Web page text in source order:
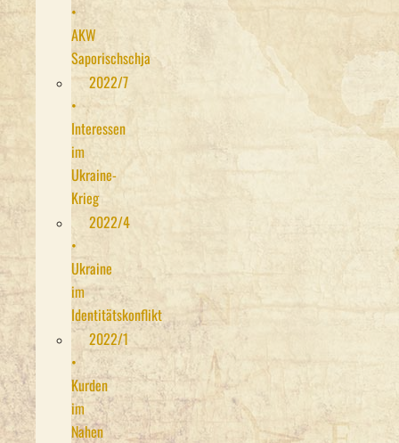
•
AKW
Saporischschja
2022/7
•
Interessen
im
Ukraine-
Krieg
2022/4
•
Ukraine
im
Identitätskonflikt
2022/1
•
Kurden
im
Nahen